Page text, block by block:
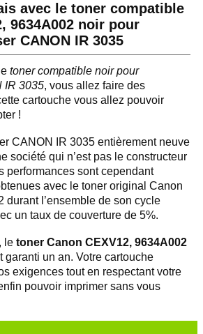
avec le toner compatible
9634A002 noir pour
CANON IR 3035
toner compatible noir pour
IR 3035, vous allez faire des
cartouche vous allez pouvoir
!
CANON IR 3035 entièrement neuve
société qui n’est pas le constructeur
performances sont cependant
avec le toner original Canon
durant l’ensemble de son cycle
un taux de couverture de 5%.
le toner Canon CEXV12, 9634A002
garanti un an. Votre cartouche
exigences tout en respectant votre
pouvoir imprimer sans vous